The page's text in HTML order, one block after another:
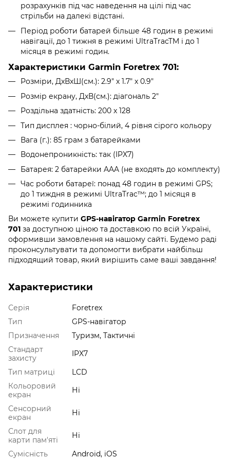
розрахунків під час наведення на цілі під час
стрільби на далекі відстані.
Період роботи батарей більше 48 годин в режимі
навігації, до 1 тижня в режимі UltraTracTM і до 1
місяця в режимі годин.
Характеристики Garmin Foretrex 701:
Розміри, ДxВxШ(см.): 2.9" x 1.7" x 0.9"
Розмір екрану, ДxВ(см.): діагональ 2"
Роздільна здатність: 200 x 128
Тип дисплея : чорно-білий, 4 рівня сірого кольору
Вага (г.): 85 грам з батарейками
Водонепроникність: так (IPX7)
Батарея: 2 батарейки AAA (не входять до комплекту)
Час роботи батареї: понад 48 годин в режимі GPS;
до 1 тиждня в режимі UltraTrac™; до 1 місяця в
режимі годинника
Ви можете купити GPS-навігатор Garmin Foretrex
701 за доступною ціною та доставкою по всій Україні,
оформивши замовлення на нашому сайті. Будемо раді
проконсультувати та допомогти вибрати найбільш
підходящий товар, який вирішить саме ваші завдання!
Характеристики
Серія
Foretrex
Тип
GPS-навігатор
Призначення
Туризм, Тактичні
Стандарт
захисту
IPX7
Тип матриці
LCD
Кольоровий
екран
Ні
Сенсорний
екран
Ні
Слот для
карти пам'яті
Ні
Сумісність
Android, iOS